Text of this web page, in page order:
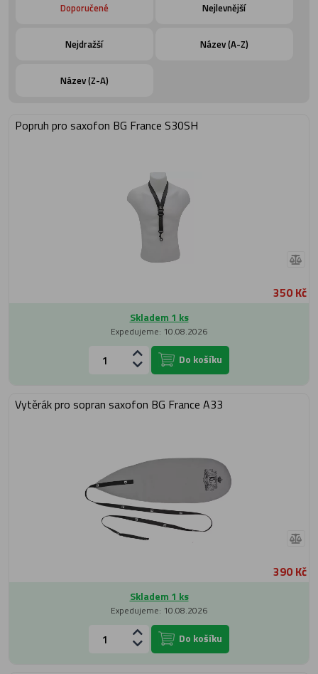
Doporučené Nejlevnější
Nejdražší Název (A-Z)
Název (Z-A)
Popruh pro saxofon BG France S30SH
350 Kč
Skladem 1 ks
Expedujeme: 10.08.2026
Do košíku
Vytěrák pro sopran saxofon BG France A33
390 Kč
Skladem 1 ks
Expedujeme: 10.08.2026
Do košíku